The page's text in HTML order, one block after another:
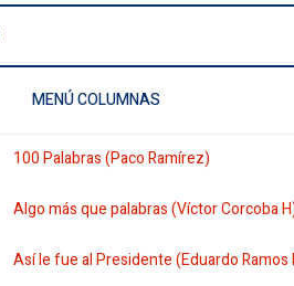
MENÚ COLUMNAS
100 Palabras (Paco Ramírez)
Algo más que palabras (Víctor Corcoba
Así le fue al Presidente (Eduardo Ramos